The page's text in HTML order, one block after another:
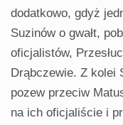
dodatkowo, gdyż
Suzinów o gwałt,
oficjalistów,
Drąbczewie. Z kolei
pozew przeciw
na ich oficjaliście i